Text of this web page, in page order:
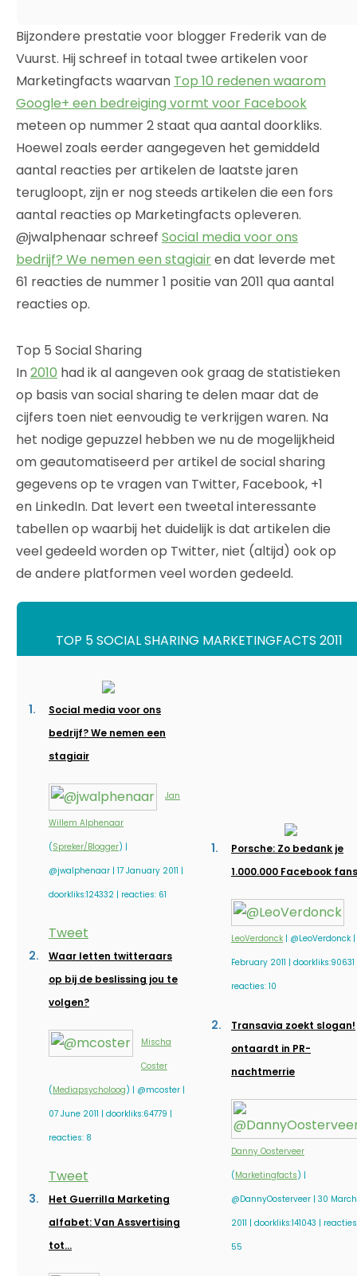
Bijzondere prestatie voor blogger Frederik van de
Vuurst. Hij schreef in totaal twee artikelen voor
Marketingfacts waarvan Top 10 redenen waarom
Google+ een bedreiging vormt voor Facebook
meteen op nummer 2 staat qua aantal doorkliks.
Hoewel zoals eerder aangegeven het gemiddeld
aantal reacties per artikelen de laatste jaren
terugloopt, zijn er nog steeds artikelen die een fors
aantal reacties op Marketingfacts opleveren.
@jwalphenaar schreef Social media voor ons
bedrijf? We nemen een stagiairen dat leverde met
61 reacties de nummer 1 positie van 2011 qua aantal
reacties op.
Top 5 Social Sharing
In2010 had ik al aangeven ook graag de statistieken
op basis van social sharing te delen maar dat de
cijfers toen niet eenvoudig te verkrijgen waren. Na
het nodige gepuzzel hebben we nu de mogelijkheid
om geautomatiseerd per artikel de social sharing
gegevens op te vragen van Twitter, Facebook, +1
en LinkedIn. Dat levert een tweetal interessante
tabellen op waarbij het duidelijk is dat artikelen die
veel gedeeld worden op Twitter, niet (altijd) ook op
de andere platformen veel worden gedeeld.
TOP 5 SOCIAL SHARING MARKETINGFACTS 2011
Social media voor ons
bedrijf? We nemen een
stagiair
Jan
Willem Alphenaar
(Spreker/Blogger) |
@jwalphenaar | 17 January 2011 |
doorkliks:124332 | reacties: 61
Tweet
Waar letten twitteraars
op bij de beslissing jou te
volgen?
Mischa
Coster
(Mediapsycholoog) | @mcoster |
07 June 2011 | doorkliks:64779 |
reacties: 8
Tweet
Het Guerrilla Marketing
alfabet: Van Assvertising
tot…
Porsche: Zo bedank je
1.000.000 Facebook fans
LeoVerdonck | @LeoVerdonck |
February 2011 | doorkliks:90631
reacties: 10
Transavia zoekt slogan!
ontaardt in PR-
nachtmerrie
Danny Oosterveer
(Marketingfacts) |
@DannyOosterveer | 30 March
2011 | doorkliks:141043 |
55